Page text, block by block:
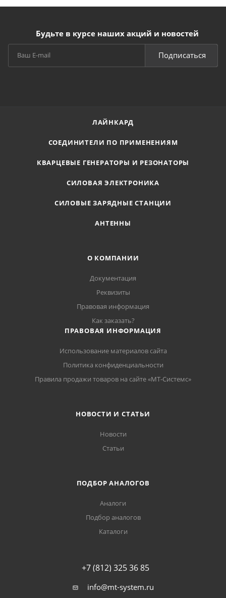
Будьте в курсе наших акций и новостей
Подписаться
ЛАЙНКАРД
СОЕДИНИТЕЛИ ПО ПРИМЕНЕНИЯМ
КВАРЦЕВЫЕ ГЕНЕРАТОРЫ И РЕЗОНАТОРЫ
СИЛОВАЯ ЭЛЕКТРОНИКА
СИЛОВЫЕ ЗАРЯДНЫЕ СТАНЦИИ
АНТЕННЫ
О КОМПАНИИ
Документация
Реквизиты
Правовая информация
Как заказать?
ПРАВОВАЯ ИНФОРМАЦИЯ
Использование материалов сайта
Политика конфиденциальности
Правила продажи товаров на сайте «МТ-Системс»
НОВОСТИ И СТАТЬИ
Новости
Статьи
ПОДБОР АНАЛОГОВ
Аналоги
Подбор аналогов
Каталоги
+7 (812) 325 36 85
info@mt-system.ru